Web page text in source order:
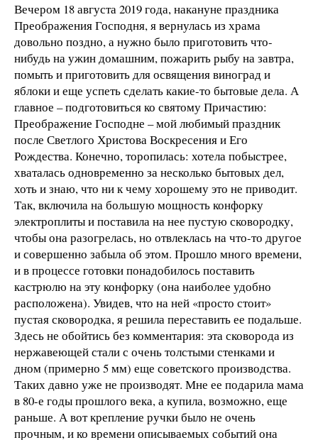
Вечером 18 августа 2019 года, накануне праздника
Преображения Господня, я вернулась из храма
довольно поздно, а нужно было приготовить что-
нибудь на ужин домашним, пожарить рыбу на завтра,
помыть и приготовить для освящения виноград и
яблоки и еще успеть сделать какие-то бытовые дела. А
главное – подготовиться ко святому Причастию:
Преображение Господне – мой любимый праздник
после Светлого Христова Воскресения и Его
Рождества. Конечно, торопилась: хотела побыстрее,
хваталась одновременно за несколько бытовых дел,
хоть и знаю, что ни к чему хорошему это не приводит.
Так, включила на большую мощность конфорку
электроплиты и поставила на нее пустую сковородку,
чтобы она разогрелась, но отвлеклась на что-то другое
и совершенно забыла об этом. Прошло много времени,
и в процессе готовки понадобилось поставить
кастрюлю на эту конфорку (она наиболее удобно
расположена). Увидев, что на ней «просто стоит»
пустая сковородка, я решила переставить ее подальше.
Здесь не обойтись без комментария: эта сковорода из
нержавеющей стали с очень толстыми стенками и
дном (примерно 5 мм) еще советского производства.
Таких давно уже не производят. Мне ее подарила мама
в 80-е годы прошлого века, а купила, возможно, еще
раньше. А вот крепление ручки было не очень
прочным, и ко времени описываемых событий она